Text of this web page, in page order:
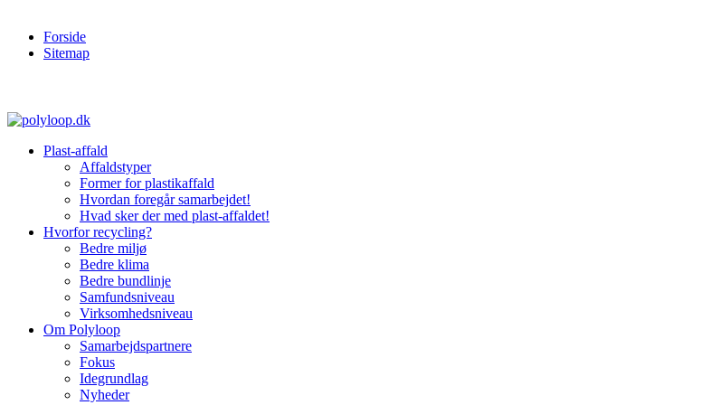
Forside
Sitemap
Plast-affald
Affaldstyper
Former for plastikaffald
Hvordan foregår samarbejdet!
Hvad sker der med plast-affaldet!
Hvorfor recycling?
Bedre miljø
Bedre klima
Bedre bundlinje
Samfundsniveau
Virksomhedsniveau
Om Polyloop
Samarbejdspartnere
Fokus
Idegrundlag
Nyheder